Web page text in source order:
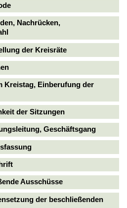
Nachrücken,
der Kreisräte
Kreistag, Einberufung der
der Sitzungen
Geschäftsgang
Ausschüsse
der beschließenden